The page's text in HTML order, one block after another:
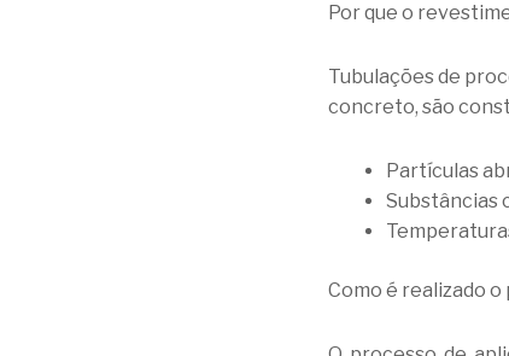
Por que o
Tubulações de
concreto, são
Partículas
Substâncias
Como é realizado